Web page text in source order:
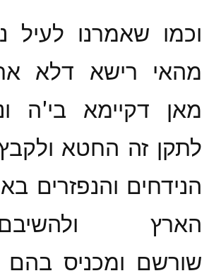
וכמו שאמרנו לעיל
מהאי רישא דלא
מאן דקיימא בי'ה
לתקן זה החטא
הנידחים והנפזרים
הארץ
שורשם ומכניס בהם